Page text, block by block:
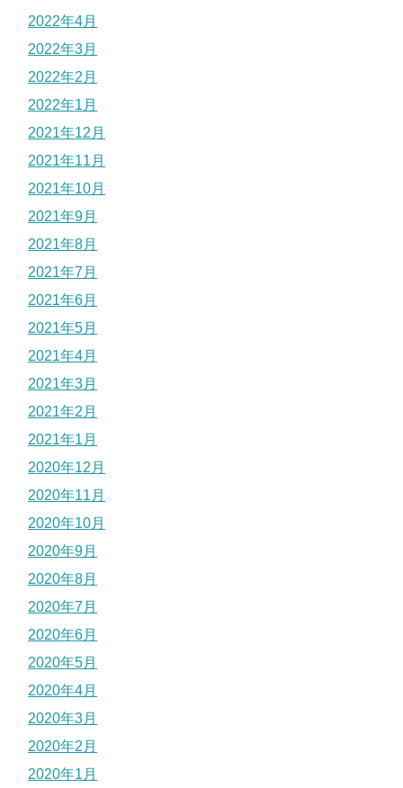
2022年4月
2022年3月
2022年2月
2022年1月
2021年12月
2021年11月
2021年10月
2021年9月
2021年8月
2021年7月
2021年6月
2021年5月
2021年4月
2021年3月
2021年2月
2021年1月
2020年12月
2020年11月
2020年10月
2020年9月
2020年8月
2020年7月
2020年6月
2020年5月
2020年4月
2020年3月
2020年2月
2020年1月